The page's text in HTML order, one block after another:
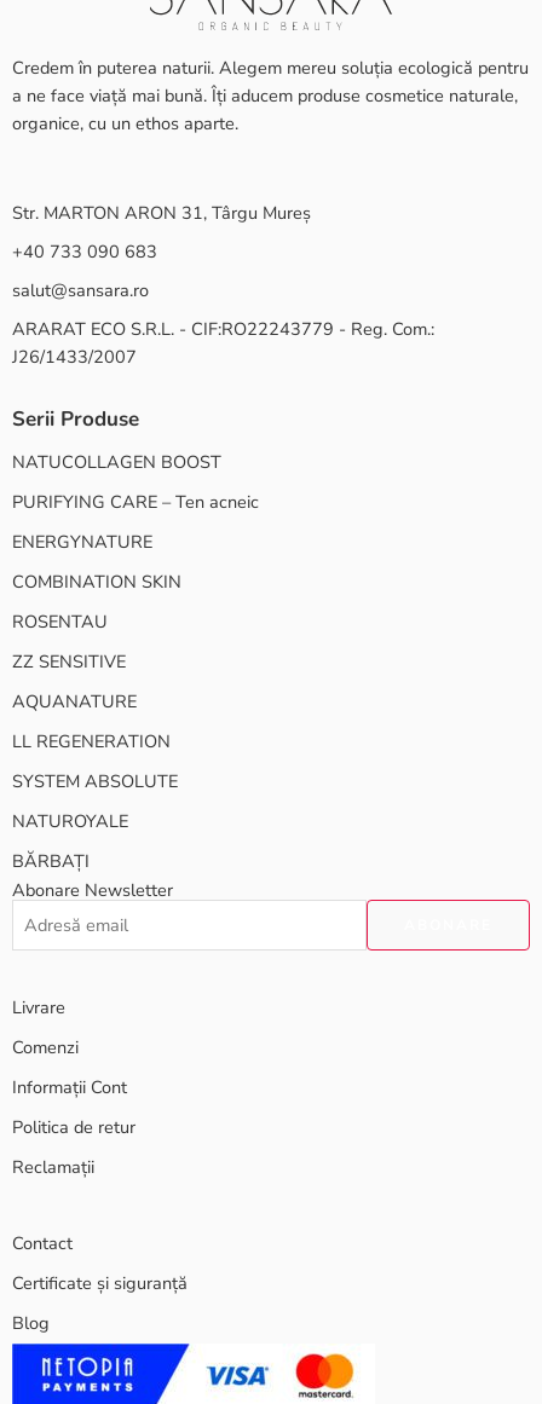
Credem în puterea naturii. Alegem mereu soluția ecologică pentru
a ne face viață mai bună. Îți aducem produse cosmetice naturale,
organice, cu un ethos aparte.
Str. MARTON ARON 31, Târgu Mureș
+40 733 090 683
salut@sansara.ro
ARARAT ECO S.R.L. - CIF:RO22243779 - Reg. Com.:
J26/1433/2007
Serii Produse
NATUCOLLAGEN BOOST
PURIFYING CARE – Ten acneic
ENERGYNATURE
COMBINATION SKIN
ROSENTAU
ZZ SENSITIVE
AQUANATURE
LL REGENERATION
SYSTEM ABSOLUTE
NATUROYALE
BĂRBAȚI
Abonare Newsletter
Livrare
Comenzi
Informații Cont
Politica de retur
Reclamații
Contact
Certificate și siguranță
Blog